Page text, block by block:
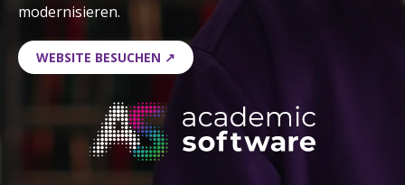
modernisieren.
WEBSITE BESUCHEN ↗